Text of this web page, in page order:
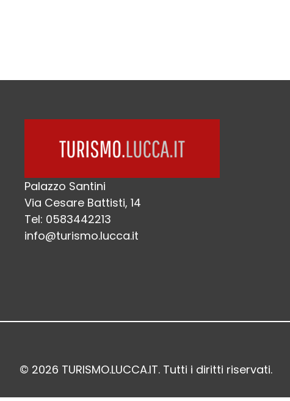
Palazzo Santini
Via Cesare Battisti, 14
Tel: 0583442213
info@turismo.lucca.it
© 2026 TURISMO.LUCCA.IT. Tutti i diritti riservati.